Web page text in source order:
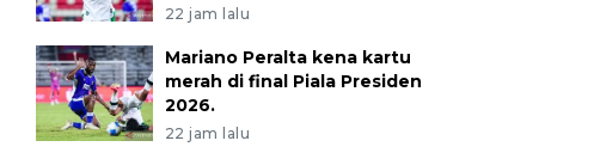
22 jam lalu
Mariano Peralta kena kartu
merah di final Piala Presiden
2026.
22 jam lalu